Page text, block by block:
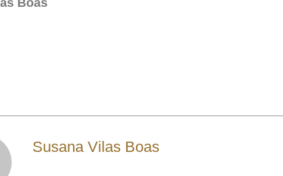
Susana Vilas Boas